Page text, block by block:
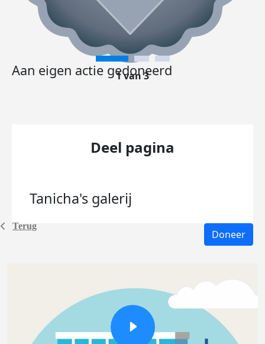
Terug
Aan eigen actie gedoneerd
1 van 3
Deel pagina
Tanicha's galerij
Doneer